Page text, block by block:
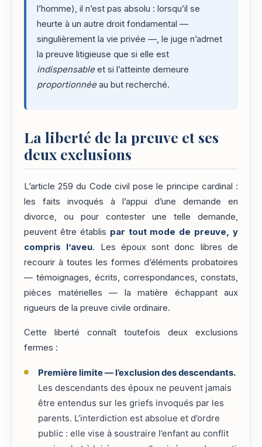
l’homme), il n’est pas absolu : lorsqu’il se
heurte à un autre droit fondamental —
singulièrement la vie privée —, le juge n’admet
la preuve litigieuse que si elle est
indispensableet si l’atteinte demeure
proportionnéeau but recherché.
La liberté de la preuve et ses
deux exclusions
L’article 259 du Code civil pose le principe cardinal :
les faits invoqués à l’appui d’une demande en
divorce, ou pour contester une telle demande,
peuvent être établis par tout mode de preuve, y
compris l’aveu. Les époux sont donc libres de
recourir à toutes les formes d’éléments probatoires
— témoignages, écrits, correspondances, constats,
pièces matérielles — la matière échappant aux
rigueurs de la preuve civile ordinaire.
Cette liberté connaît toutefois deux exclusions
fermes :
Première limite — l’exclusion des descendants.
Les descendants des époux ne peuvent jamais
être entendus sur les griefs invoqués par les
parents. L’interdiction est absolue et d’ordre
public : elle vise à soustraire l’enfant au conflit